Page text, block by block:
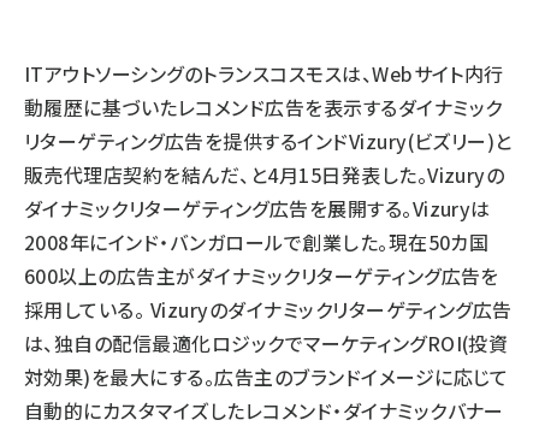
ITアウトソーシングのトランスコスモスは、Webサイト内行
動履歴に基づいたレコメンド広告を表示するダイナミック
リターゲティング広告を提供するインドVizury(ビズリー)と
販売代理店契約を結んだ、と4月15日発表した。Vizuryの
ダイナミックリターゲティング広告を展開する。Vizuryは
2008年にインド・バンガロールで創業した。現在50カ国
600以上の広告主がダイナミックリターゲティング広告を
採用している。 Vizuryのダイナミックリターゲティング広告
は、独自の配信最適化ロジックでマーケティングROI(投資
対効果)を最大にする。広告主のブランドイメージに応じて
自動的にカスタマイズしたレコメンド・ダイナミックバナー